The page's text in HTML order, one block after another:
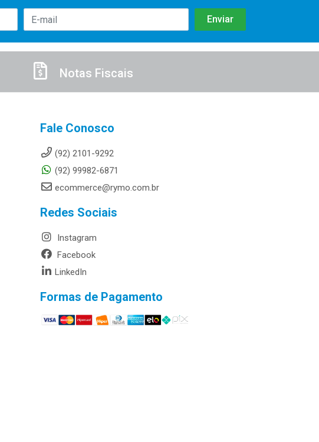
Notas Fiscais
Fale Conosco
(92) 2101-9292
(92) 99982-6871
ecommerce@rymo.com.br
Redes Sociais
Instagram
Facebook
LinkedIn
Formas de Pagamento